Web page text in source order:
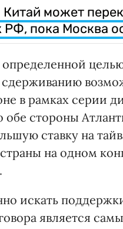
может
РФ, пока Москва
определенной
в рамках серии
стороны
ставку на
на одном
искать
является